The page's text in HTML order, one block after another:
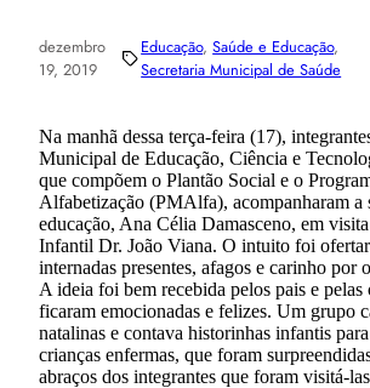
dezembro
19, 2019
Educação, Saúde e Educação
Secretaria Municipal de Saúde
Na manhã dessa terça-feira (17),
Municipal de Educação, Ciência e
que compõem o Plantão Social e o
Alfabetização (PMAlfa), acompanharam a
educação, Ana Célia Damasceno, em
Infantil Dr. João Viana. O intuito foi ofertar
internadas presentes, afagos e carinho por
A ideia foi bem recebida pelos pais e pelas
ficaram emocionadas e felizes. Um grupo
natalinas e contava historinhas infantis
crianças enfermas, que foram
abraços dos integrantes que foram visitá-